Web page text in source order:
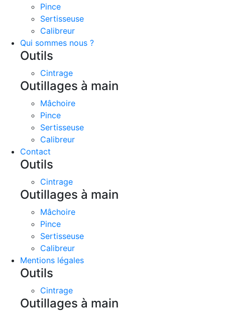
Pince
Sertisseuse
Calibreur
Qui sommes nous ?
Outils
Cintrage
Outillages à main
Mâchoire
Pince
Sertisseuse
Calibreur
Contact
Outils
Cintrage
Outillages à main
Mâchoire
Pince
Sertisseuse
Calibreur
Mentions légales
Outils
Cintrage
Outillages à main